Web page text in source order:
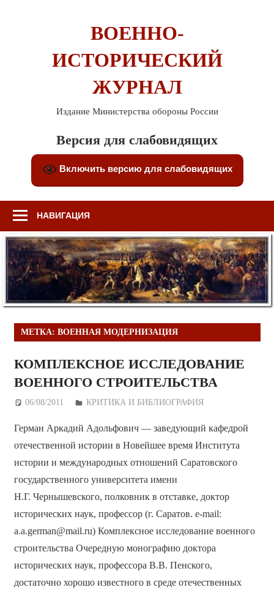
ВОЕННО-
ИСТОРИЧЕСКИЙ
ЖУРНАЛ
Издание Министерства обороны России
Версия для слабовидящих
Включить версию для слабовидящих
НАВИГАЦИЯ
МЕТКА: ВОЕННАЯ МОДЕРНИЗАЦИЯ
КОМПЛЕКСНОЕ ИССЛЕДОВАНИЕ
ВОЕННОГО СТРОИТЕЛЬСТВА
06/08/2011 Дежурный по Редакции
КРИТИКА И БИБЛИОГРАФИЯ
Герман Аркадий Адольфович — заведующий кафедрой
отечественной истории в Новейшее время Института
истории и международных отношений Саратовского
государственного университета имени
Н.Г. Чернышевского, полковник в отставке, доктор
исторических наук, профессор (г. Саратов. e-mail:
a.a.german@mail.ru) Комплексное исследование военного
строительства Очередную монографию доктора
исторических наук, профессора В.В. Пенского,
достаточно хорошо известного в среде отечественных